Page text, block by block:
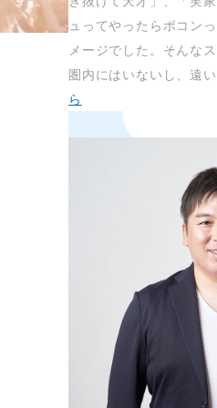
ュってやったらポコン
メージでした。そんな
圏内にはいないし、遠
ら